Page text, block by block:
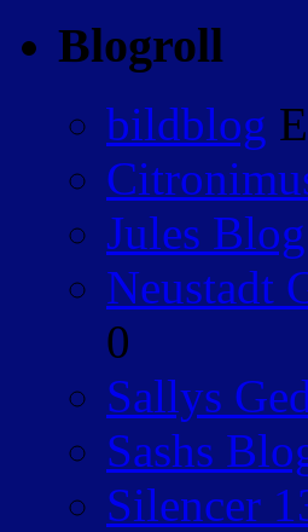
Blogroll
bildblog
Jules Blog
Neustadt
0
Sallys
Sashs
Silencer